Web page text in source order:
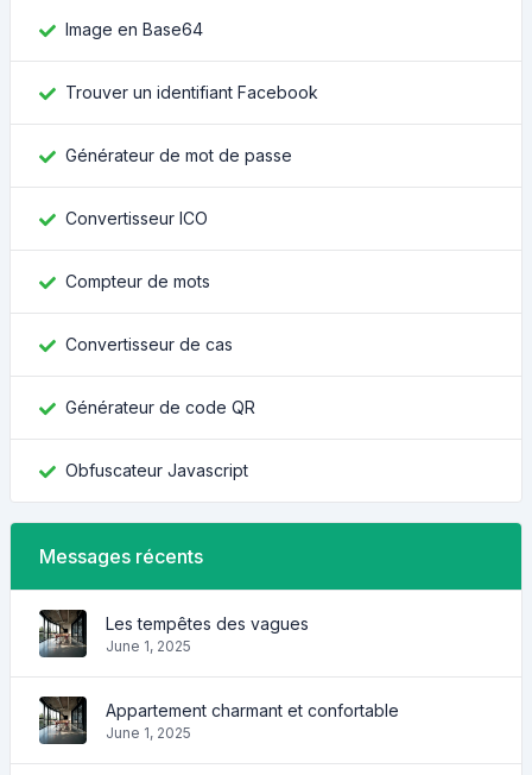
Image en Base64
Trouver un identifiant Facebook
Générateur de mot de passe
Convertisseur ICO
Compteur de mots
Convertisseur de cas
Générateur de code QR
Obfuscateur Javascript
Messages récents
Les tempêtes des vagues
June 1, 2025
Appartement charmant et confortable
June 1, 2025